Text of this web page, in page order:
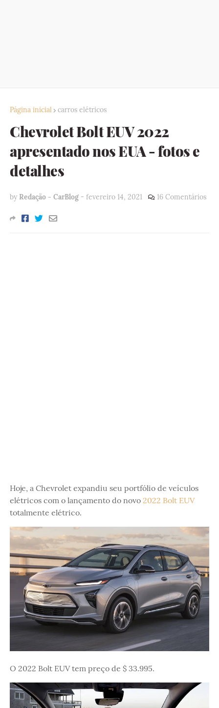
Página inicial carros elétricos
Chevrolet Bolt EUV 2022
apresentado nos EUA - fotos e
detalhes
by Redação - CarBlog - fevereiro 14, 2021 16 Comentários
Hoje, a Chevrolet expandiu seu portfólio de veículos
elétricos com o lançamento do novo 2022 Bolt EUV
totalmente elétrico.
O 2022 Bolt EUV tem preço de $ 33.995.